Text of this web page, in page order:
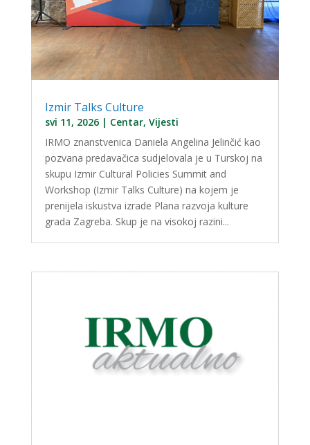
Izmir Talks Culture
svi 11, 2026| Centar, Vijesti
IRMO znanstvenica Daniela Angelina Jelinčić kao
pozvana predavačica sudjelovala je u Turskoj na
skupu Izmir Cultural Policies Summit and
Workshop (Izmir Talks Culture) na kojem je
prenijela iskustva izrade Plana razvoja kulture
grada Zagreba. Skup je na visokoj razini...